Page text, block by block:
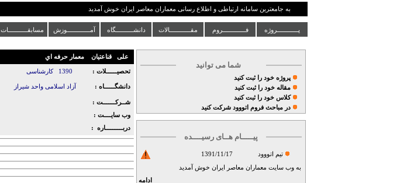
به جامعترین سامانه ارتباطی و اطلاع رسانی معماران معاصر ایران خوش آمدید
پــــــــــــروژه فـــــــــــــروم مقــــــــــــالات دانشــــــــــگاه آمـــــــــــــوزش مسابقـــــــــــات
شما می توانید
پروژه خود را ثبت کنید
مقاله خود را ثبت کنید
کلاس خود را ثبت کنید
در مباحث فروم اتووود شرکت کنید
پیـــــام هــای رسیــــده
تيم اتووود 1391/11/17
به وب سايت معماران معاصر ايران خوش آمديد
ادامه
علی قناعتیان معمار حرفه اي
تحصیــــــلات : 1390 کارشناسی
دانشگــــــاه : آزاد اسلامی واحد شیراز
شــرکـــــــت :
وب سایــــت :
دربــــــــــاره :